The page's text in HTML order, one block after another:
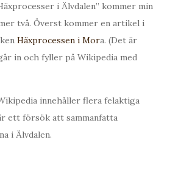
i Älvdalen” kommer min
två. Överst kommer en artikel i
Häxprocessen i Mora. (Det är
in och fyller på Wikipedia med
innehåller flera felaktiga
ett försök att sammanfatta
i Älvdalen.